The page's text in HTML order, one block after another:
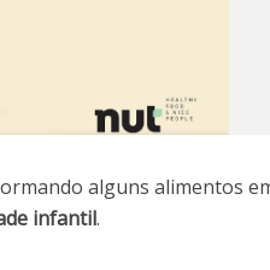
alguns alimentos
infantil.